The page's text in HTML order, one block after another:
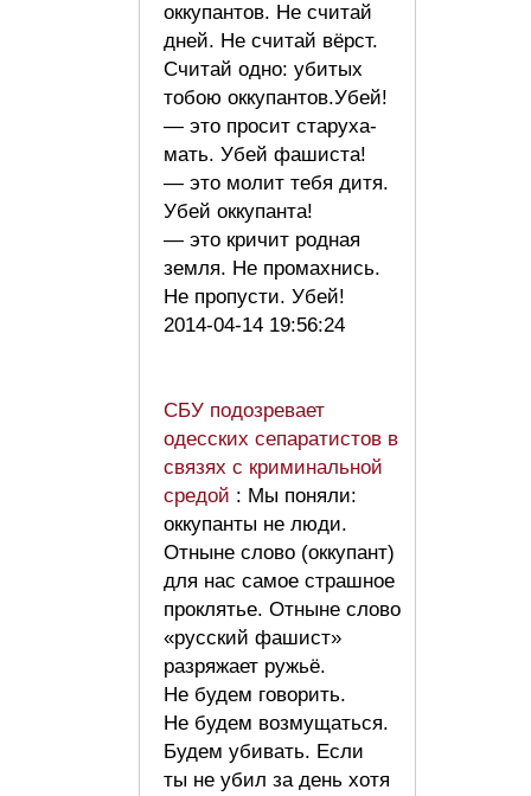
оккупантов. Не считай
дней. Не считай вёрст.
Считай одно: убитых
тобою оккупантов.Убей!
— это просит старуха-
мать. Убей фашиста!
— это молит тебя дитя.
Убей оккупанта!
— это кричит родная
земля. Не промахнись.
Не пропусти. Убей!
2014-04-14 19:56:24
СБУ подозревает
одесских сепаратистов в
связях с криминальной
средой : Мы поняли:
оккупанты не люди.
Отныне слово (оккупант)
для нас самое страшное
проклятье. Отныне слово
«русский фашист»
разряжает ружьё.
Не будем говорить.
Не будем возмущаться.
Будем убивать. Если
ты не убил за день хотя